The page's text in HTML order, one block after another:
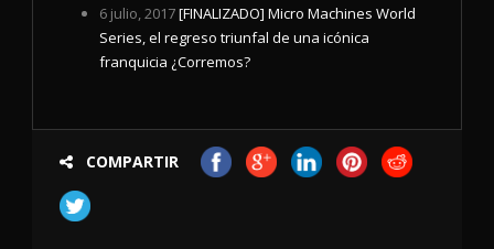
6 julio, 2017[FINALIZADO] Micro Machines World
Series, el regreso triunfal de una icónica
franquicia ¿Corremos?
COMPARTIR